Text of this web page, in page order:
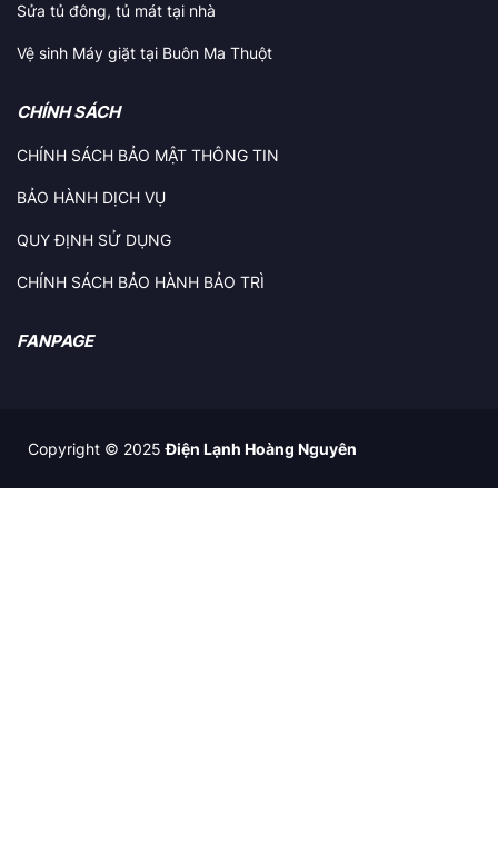
Sửa tủ đông, tủ mát tại nhà
Vệ sinh Máy giặt tại Buôn Ma Thuột
CHÍNH SÁCH
CHÍNH SÁCH BẢO MẬT THÔNG TIN
BẢO HÀNH DỊCH VỤ
QUY ĐỊNH SỬ DỤNG
CHÍNH SÁCH BẢO HÀNH BẢO TRÌ
FANPAGE
Copyright © 2025Điện Lạnh Hoàng Nguyên